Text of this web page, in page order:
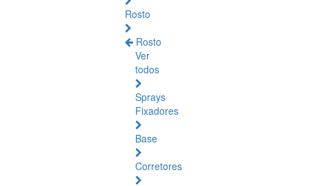
Rosto
Rosto
Ver
todos
Sprays
Fixadores
Base
Corretores